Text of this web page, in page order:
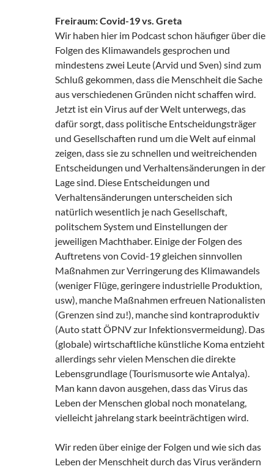
Freiraum: Covid-19 vs. Greta
Wir haben hier im Podcast schon häufiger über die
Folgen des Klimawandels gesprochen und
mindestens zwei Leute (Arvid und Sven) sind zum
Schluß gekommen, dass die Menschheit die Sache
aus verschiedenen Gründen nicht schaffen wird.
Jetzt ist ein Virus auf der Welt unterwegs, das
dafür sorgt, dass politische Entscheidungsträger
und Gesellschaften rund um die Welt auf einmal
zeigen, dass sie zu schnellen und weitreichenden
Entscheidungen und Verhaltensänderungen in der
Lage sind. Diese Entscheidungen und
Verhaltensänderungen unterscheiden sich
natürlich wesentlich je nach Gesellschaft,
politschem System und Einstellungen der
jeweiligen Machthaber. Einige der Folgen des
Auftretens von Covid-19 gleichen sinnvollen
Maßnahmen zur Verringerung des Klimawandels
(weniger Flüge, geringere industrielle Produktion,
usw), manche Maßnahmen erfreuen Nationalisten
(Grenzen sind zu!), manche sind kontraproduktiv
(Auto statt ÖPNV zur Infektionsvermeidung). Das
(globale) wirtschaftliche künstliche Koma entzieht
allerdings sehr vielen Menschen die direkte
Lebensgrundlage (Tourismusorte wie Antalya).
Man kann davon ausgehen, dass das Virus das
Leben der Menschen global noch monatelang,
vielleicht jahrelang stark beeinträchtigen wird.
Wir reden über einige der Folgen und wie sich das
Leben der Menschheit durch das Virus verändern